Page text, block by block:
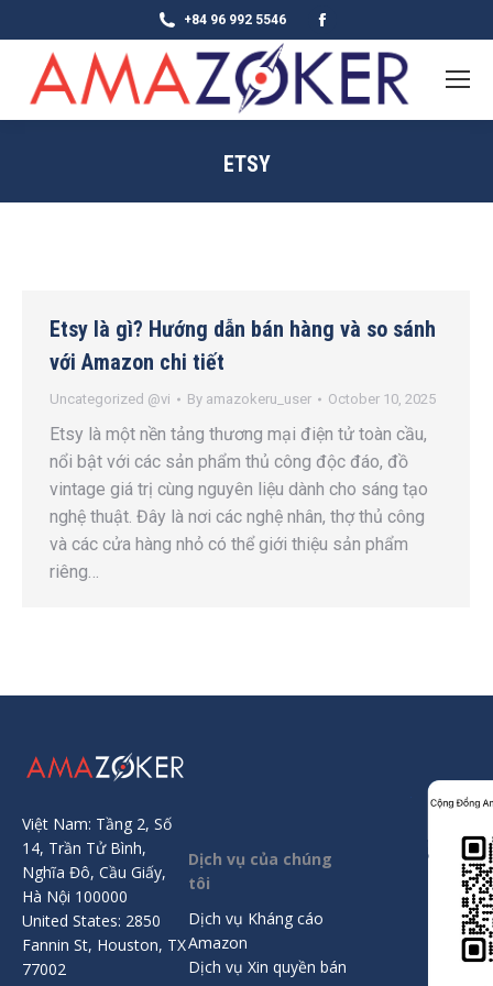
+84 96 992 5546
page
opens
in
ETSY
Etsy là gì? Hướng dẫn bán hàng và so sánh
với Amazon chi tiết
Uncategorized @vi By amazokeru_user October 10, 2025
Etsy là một nền tảng thương mại điện tử toàn cầu,
nổi bật với các sản phẩm thủ công độc đáo, đồ
vintage giá trị cùng nguyên liệu dành cho sáng tạo
nghệ thuật. Đây là nơi các nghệ nhân, thợ thủ công
và các cửa hàng nhỏ có thể giới thiệu sản phẩm
riêng…
Việt Nam: Tầng 2, Số
14, Trần Tử Bình,
Nghĩa Đô, Cầu Giấy,
Hà Nội 100000
United States: 2850
Fannin St, Houston, TX
77002
Dịch vụ của chúng
tôi
Dịch vụ Kháng cáo
Amazon
Dịch vụ Xin quyền bán